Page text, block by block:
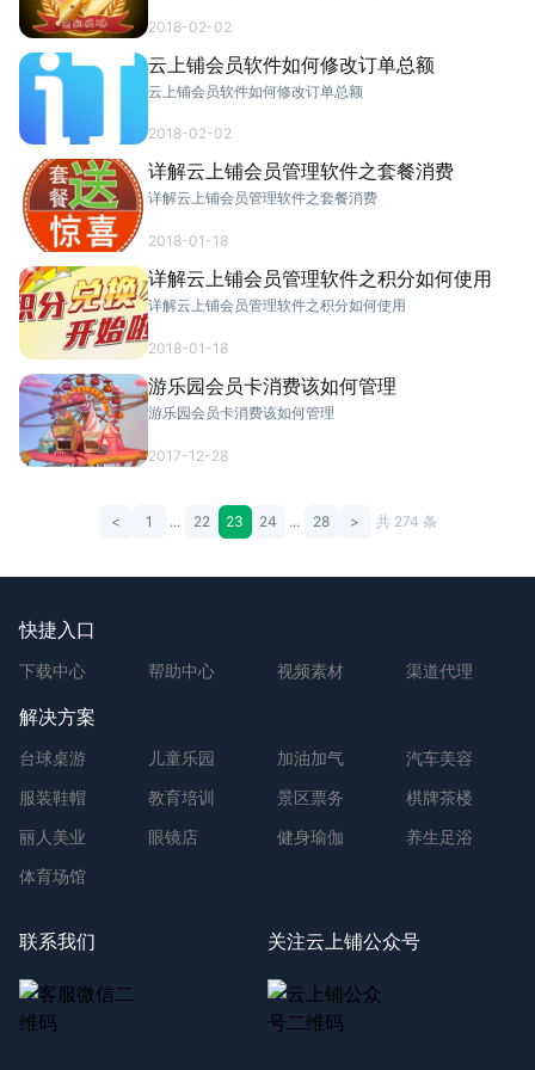
2018-02-02
云上铺会员软件如何修改订单总额
云上铺会员软件如何修改订单总额
2018-02-02
详解云上铺会员管理软件之套餐消费
详解云上铺会员管理软件之套餐消费
2018-01-18
详解云上铺会员管理软件之积分如何使用
详解云上铺会员管理软件之积分如何使用
2018-01-18
游乐园会员卡消费该如何管理
游乐园会员卡消费该如何管理
2017-12-28
< 1 ... 22 23 24 ... 28 > 共 274 条
快捷入口
下载中心 帮助中心 视频素材 渠道代理
解决方案
台球桌游 儿童乐园 加油加气
汽车美容
服装鞋帽
教育培训 景区票务
棋牌茶楼
丽人美业
眼镜店 健身瑜伽
养生足浴
体育场馆
联系我们 关注云上铺公众号